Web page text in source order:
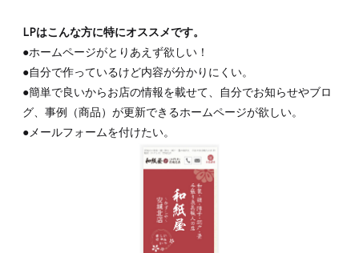
LPはこんな方に特にオススメです。
●ホームページがとりあえず欲しい！
●自分で作っているけど内容が分かりにくい。
●簡単で良いからお店の情報を載せて、自分でお知らせやブロ
グ、事例（商品）が更新できるホームページが欲しい。
●メールフォームを付けたい。